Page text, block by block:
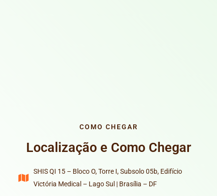
COMO CHEGAR
Localização e Como Chegar
SHIS QI 15 – Bloco O, Torre I, Subsolo 05b, Edifício
Victória Medical – Lago Sul | Brasília – DF